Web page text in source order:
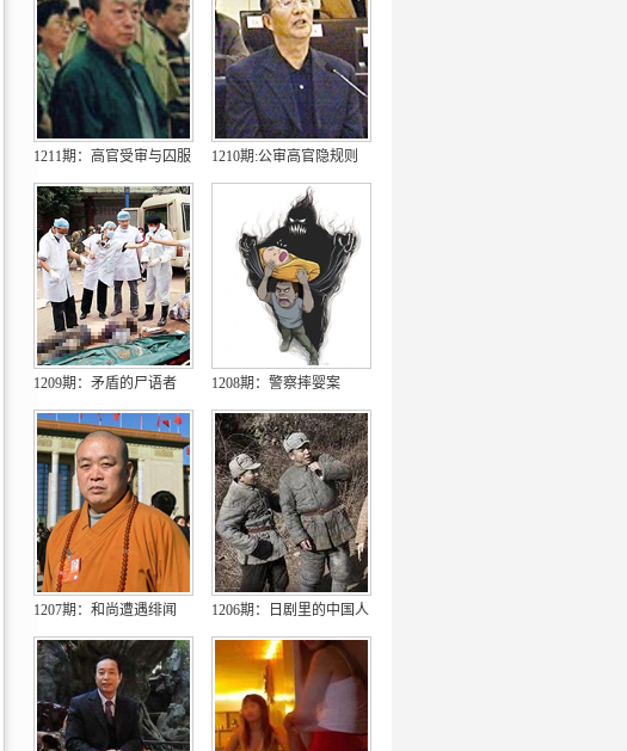
1211期：高官受审与囚服 1210期:公审高官隐规则
1209期：矛盾的尸语者 1208期：警察摔婴案
1207期：和尚遭遇绯闻 1206期：日剧里的中国人